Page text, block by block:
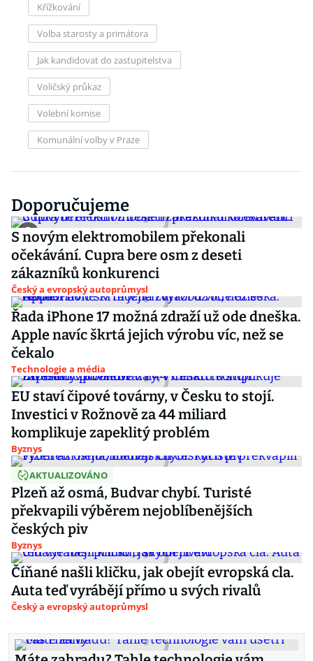
Křížkování
Volba starosty a primátora
Jak kandidovat do zastupitelstva
Voličský průkaz
Volební komise
Komunální volby v Praze
Doporučujeme
S novým elektromobilem překonali
očekávání. Cupra bere osm z deseti
zákazníků konkurenci
Český a evropský autoprůmysl
Řada iPhone 17 možná zdraží už ode dneška.
Apple navíc škrtá jejich výrobu víc, než se
čekalo
Technologie a média
EU staví čipové továrny, v Česku to stojí.
Investici v Rožnově za 44 miliard
komplikuje zapeklitý problém
Byznys
AKTUALIZOVÁNO
Plzeň až osmá, Budvar chybí. Turisté
překvapili výběrem nejoblíbenějších
českých piv
Byznys
Číňané našli kličku, jak obejít evropská cla.
Auta teď vyrábějí přímo u svých rivalů
Český a evropský autoprůmysl